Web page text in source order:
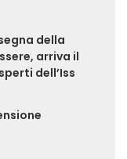
della
arriva il
dell’Iss